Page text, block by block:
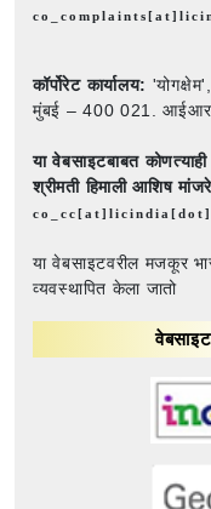
कॉर्पोरेट कार्यालय:
मुंबई – 400 021.
या वेबसाइटबाबत कोणत्याही
श्रीमती हिमाली आशिष
या वेबसाइटवरील मजकूर
व्यवस्थापित केला जातो